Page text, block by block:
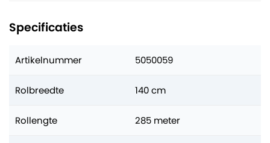
Specificaties
Artikelnummer 5050059
Rolbreedte 140 cm
Rollengte 285 meter